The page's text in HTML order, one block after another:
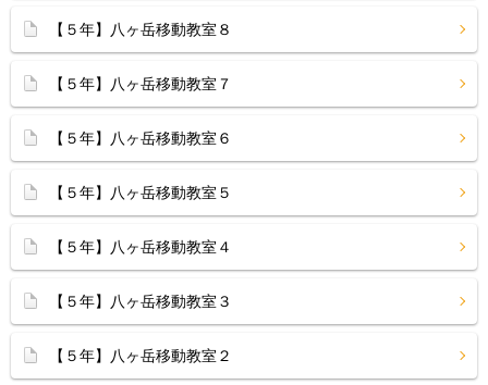
【５年】八ヶ岳移動教室８
【５年】八ヶ岳移動教室７
【５年】八ヶ岳移動教室６
【５年】八ヶ岳移動教室５
【５年】八ヶ岳移動教室４
【５年】八ヶ岳移動教室３
【５年】八ヶ岳移動教室２